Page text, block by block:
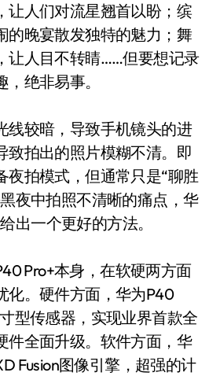
人们对流星翘首以盼；缤
的晚宴散发独特的魅力；舞
让人目不转睛……但要想记录
绝非易事。
较暗，导致手机镜头的进
致拍出的照片模糊不清。即
夜拍模式，但通常只是“聊胜
夜中拍照不清晰的痛点，华
出一个更好的方法。
Pro+本身，在软硬两方面
化。硬件方面，华为P40
型传感器，实现业界首款全
件全面升级。软件方面，华
Fusion图像引擎，超强的计